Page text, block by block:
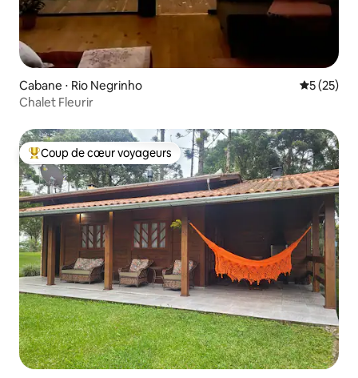
Cabane ⋅ Rio Negrinho
5 (25)
Chalet Fleurir
Coups de cœur voyageurs les plus appréciés
Coup de cœur voyageurs